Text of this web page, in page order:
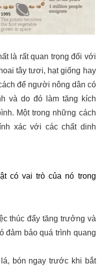
là rất quan trọng đối với
tây tươi, hạt giống hay
để người nông dân có
và do đó làm tăng kích
Một trong những cách
xác với các chất dinh
có vai trò của nó trong
thúc đẩy tăng trưởng và
đảm bảo quá trình quang
bón ngay trước khi bắt